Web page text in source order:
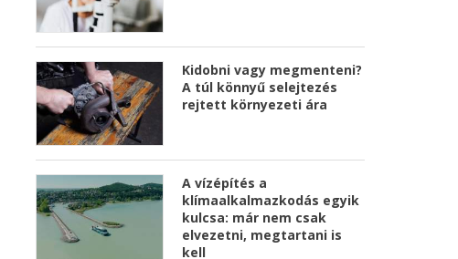
Kidobni vagy megmenteni?
A túl könnyű selejtezés
rejtett környezeti ára
A vízépítés a
klímaalkalmazkodás egyik
kulcsa: már nem csak
elvezetni, megtartani is
kell